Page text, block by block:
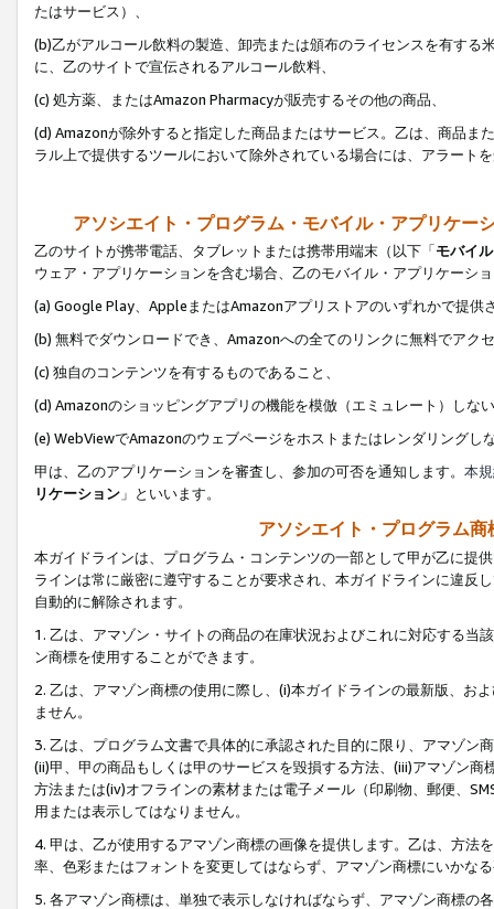
たはサービス）、
(b)乙がアルコール飲料の製造、卸売または頒布のライセンスを有す
に、乙のサイトで宣伝されるアルコール飲料、
(c) 処方薬、またはAmazon Pharmacyが販売するその他の商品、
(d) Amazonが除外すると指定した商品またはサービス。乙は、商品ま
ラル上で提供するツールにおいて除外されている場合には、アラート
アソシエイト・プログラム・モバイル・アプリケー
乙のサイトが携帯電話、タブレットまたは携帯用端末（以下「モバイ
ウェア・アプリケーションを含む場合、乙のモバイル・アプリケーシ
(a) Google Play、AppleまたはAmazonアプリストアのいずれかで提供
(b) 無料でダウンロードでき、Amazonへの全てのリンクに無料でアク
(c) 独自のコンテンツを有するものであること、
(d) Amazonのショッピングアプリの機能を模倣（エミュレート）しな
(e) WebViewでAmazonのウェブページをホストまたはレンダリングし
甲は、乙のアプリケーションを審査し、参加の可否を通知します。 本
リケーション 」といいます。
アソシエイト・プログラム
本ガイドラインは、プログラム・コンテンツの一部として甲が乙に提
ラインは常に厳密に遵守することが要求され、本ガイドラインに違反
自動的に解除されます。
1. 乙は、アマゾン・サイトの商品の在庫状況およびこれに対応する
ン商標を使用することができます。
2. 乙は、アマゾン商標の使用に際し、(i)本ガイドラインの最新版、お
ません。
3. 乙は、プログラム文書で具体的に承認された目的に限り、アマゾン
(ii)甲、甲の商品もしくは甲のサービスを毀損する方法、(iii)アマゾン
方法または(iv)オフラインの素材または電子メール（印刷物、郵便、
用または表示してはなりません。
4. 甲は、乙が使用するアマゾン商標の画像を提供します。乙は、方
率、色彩またはフォントを変更してはならず、アマゾン商標にいかな
5. 各アマゾン商標は、単独で表示しなければならず、アマゾン商標